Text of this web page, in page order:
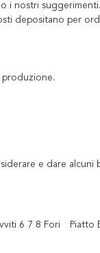
i nostri suggerimenti.
depositano per
produzione.
e dare
6 7 8 Fori Piatto